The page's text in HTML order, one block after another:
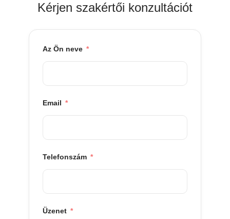
Kérjen szakértői konzultációt
Az Ön neve
Email
Telefonszám
Üzenet